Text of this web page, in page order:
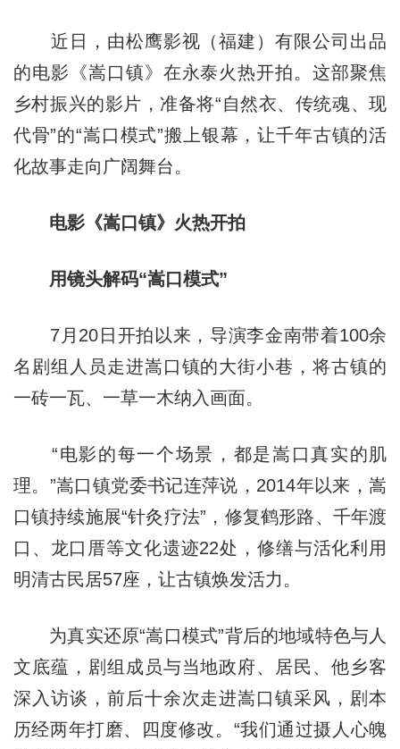
近日，由松鹰影视（福建）有限公司出品
的电影《嵩口镇》在永泰火热开拍。这部聚焦
乡村振兴的影片，准备将“自然衣、传统魂、现
代骨”的“嵩口模式”搬上银幕，让千年古镇的活
化故事走向广阔舞台。
电影《嵩口镇》火热开拍
用镜头解码“嵩口模式”
7月20日开拍以来，导演李金南带着100余
名剧组人员走进嵩口镇的大街小巷，将古镇的
一砖一瓦、一草一木纳入画面。
“电影的每一个场景，都是嵩口真实的肌
理。”嵩口镇党委书记连萍说，2014年以来，嵩
口镇持续施展“针灸疗法”，修复鹤形路、千年渡
口、龙口厝等文化遗迹22处，修缮与活化利用
明清古民居57座，让古镇焕发活力。
为真实还原“嵩口模式”背后的地域特色与人
文底蕴，剧组成员与当地政府、居民、他乡客
深入访谈，前后十余次走进嵩口镇采风，剧本
历经两年打磨、四度修改。“我们通过摄人心魄